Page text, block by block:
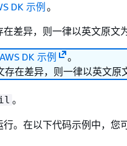
DK 示例 。
差异，则一律以英文原文为
DK 示例
。
在差异，则一律以英文原
。
。在以下代码示例中，您